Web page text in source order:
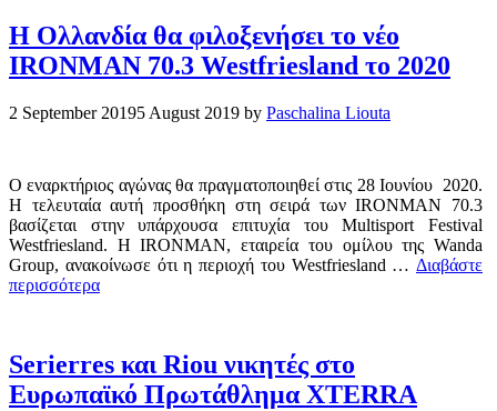
H Ολλανδία θα φιλοξενήσει το νέο
IRONMAN 70.3 Westfriesland το 2020
2 September 20195 August 2019 by Paschalina Liouta
Ο εναρκτήριος αγώνας θα πραγματοποιηθεί στις 28 Ιουνίου 2020.
Η τελευταία αυτή προσθήκη στη σειρά των IRONMAN 70.3
βασίζεται στην υπάρχουσα επιτυχία του Multisport Festival
Westfriesland. Η IRONMAN, εταιρεία του ομίλου της Wanda
Group, ανακοίνωσε ότι η περιοχή του Westfriesland … Διαβάστε
περισσότερα
Serierres και Riou νικητές στο
Ευρωπαϊκό Πρωτάθλημα XTERRA